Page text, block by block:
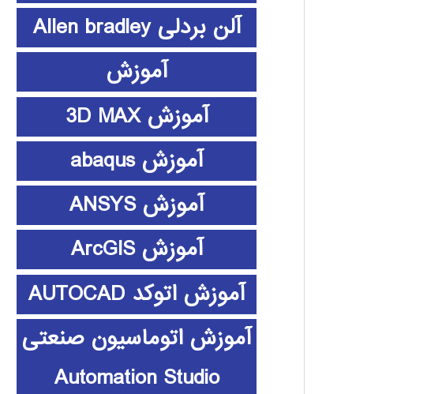
آلن بردلی Allen bradley
آموزش
آموزش 3D MAX
آموزش abaqus
آموزش ANSYS
آموزش ArcGIS
آموزش اتوکد AUTOCAD
آموزش اتوماسیون صنعتی
Automation Studio